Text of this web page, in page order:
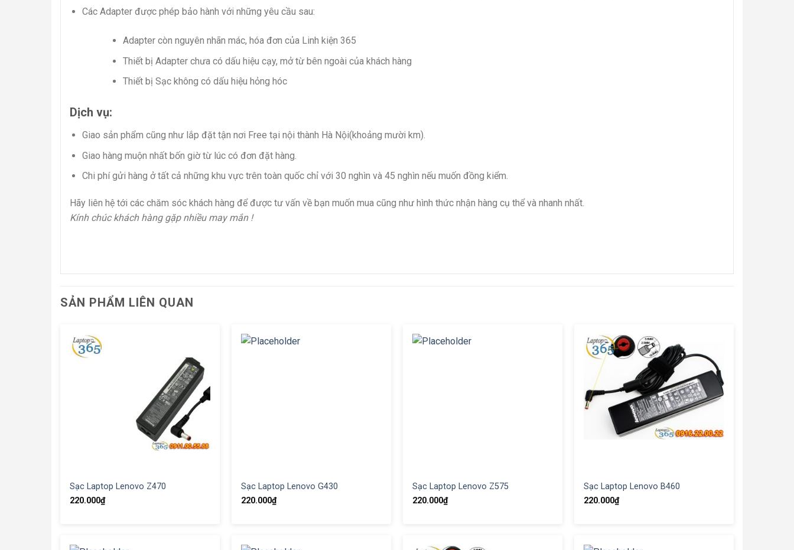
Các Adapter được phép bảo hành với những yêu cầu sau:
Adapter còn nguyên nhãn mác, hóa đơn của Linh kiện 365
Thiết bị Adapter chưa có dấu hiệu cạy, mở từ bên ngoài của khách hàng
Thiết bị Sạc không có dấu hiệu hỏng hóc
Dịch vụ:
Giao sản phẩm cũng như lắp đặt tận nơi Free tại nội thành Hà Nội(khoảng mười km).
Giao hàng muộn nhất bốn giờ từ lúc có đơn đặt hàng.
Chi phí gửi hàng ở tất cả những khu vực trên toàn quốc chỉ với 30 nghìn và 45 nghìn nếu muốn đồng kiểm.
Hãy liên hệ tới các chăm sóc khách hàng để được tư vấn về bạn muốn mua cũng như hình thức nhận hàng cụ thể và nhanh nhất.
Kính chúc khách hàng gặp nhiều may mắn !
SẢN PHẨM LIÊN QUAN
Sạc Laptop Lenovo Z470
220.000₫
Sạc Laptop Lenovo G430
220.000₫
Sạc Laptop Lenovo Z575
220.000₫
Sạc Laptop Lenovo B460
220.000₫